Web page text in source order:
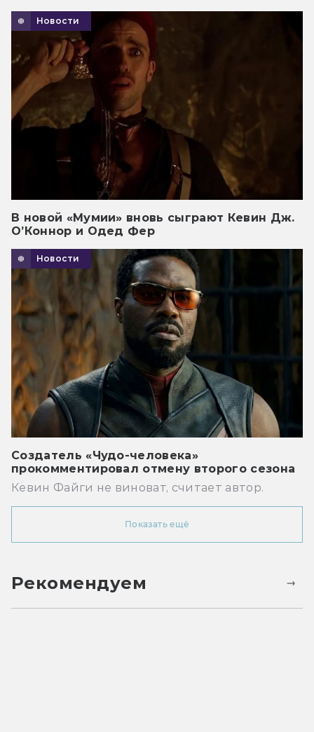
Новости
В новой «Мумии» вновь сыграют Кевин Дж.
О’Коннор и Одед Фер
Новости
Создатель «Чудо-человека»
прокомментировал отмену второго сезона
Кевин Файги не виноват, считает автор.
Показать ещё
Рекомендуем